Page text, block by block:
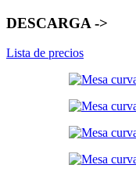
DESCARGA ->
Lista de precios